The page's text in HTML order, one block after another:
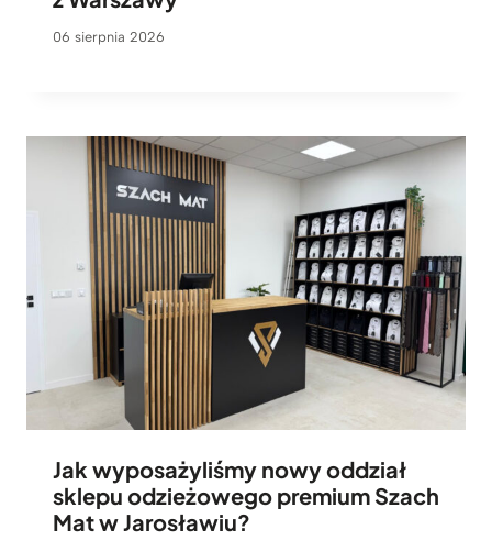
06 sierpnia 2026
Jak wyposażyliśmy nowy oddział
sklepu odzieżowego premium Szach
Mat w Jarosławiu?